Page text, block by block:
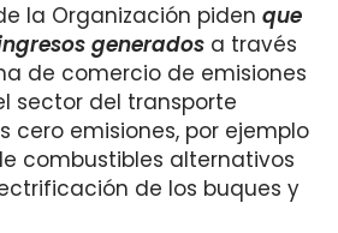
la Organización piden que
generados a través
de comercio de emisiones
sector del transporte
cero emisiones, por ejemplo
combustibles alternativos
de los buques y